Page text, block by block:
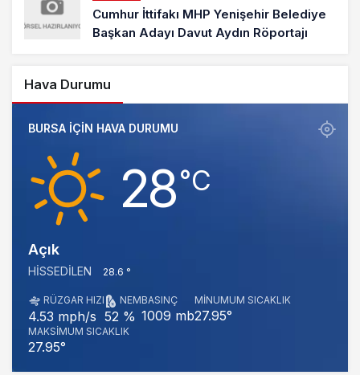
Cumhur İttifakı MHP Yenişehir Belediye
Başkan Adayı Davut Aydın Röportajı
Hava Durumu
BURSA IÇIN HAVA DURUMU
28‎°C
Açık
HISSEDILEN 28.6 °
RÜZGAR HIZI
4.53 mph/s
NEM
52 %
BASINÇ
1009 mb
MINUMUM SICAKLIK
27.95°
MAKSIMUM SICAKLIK
27.95°